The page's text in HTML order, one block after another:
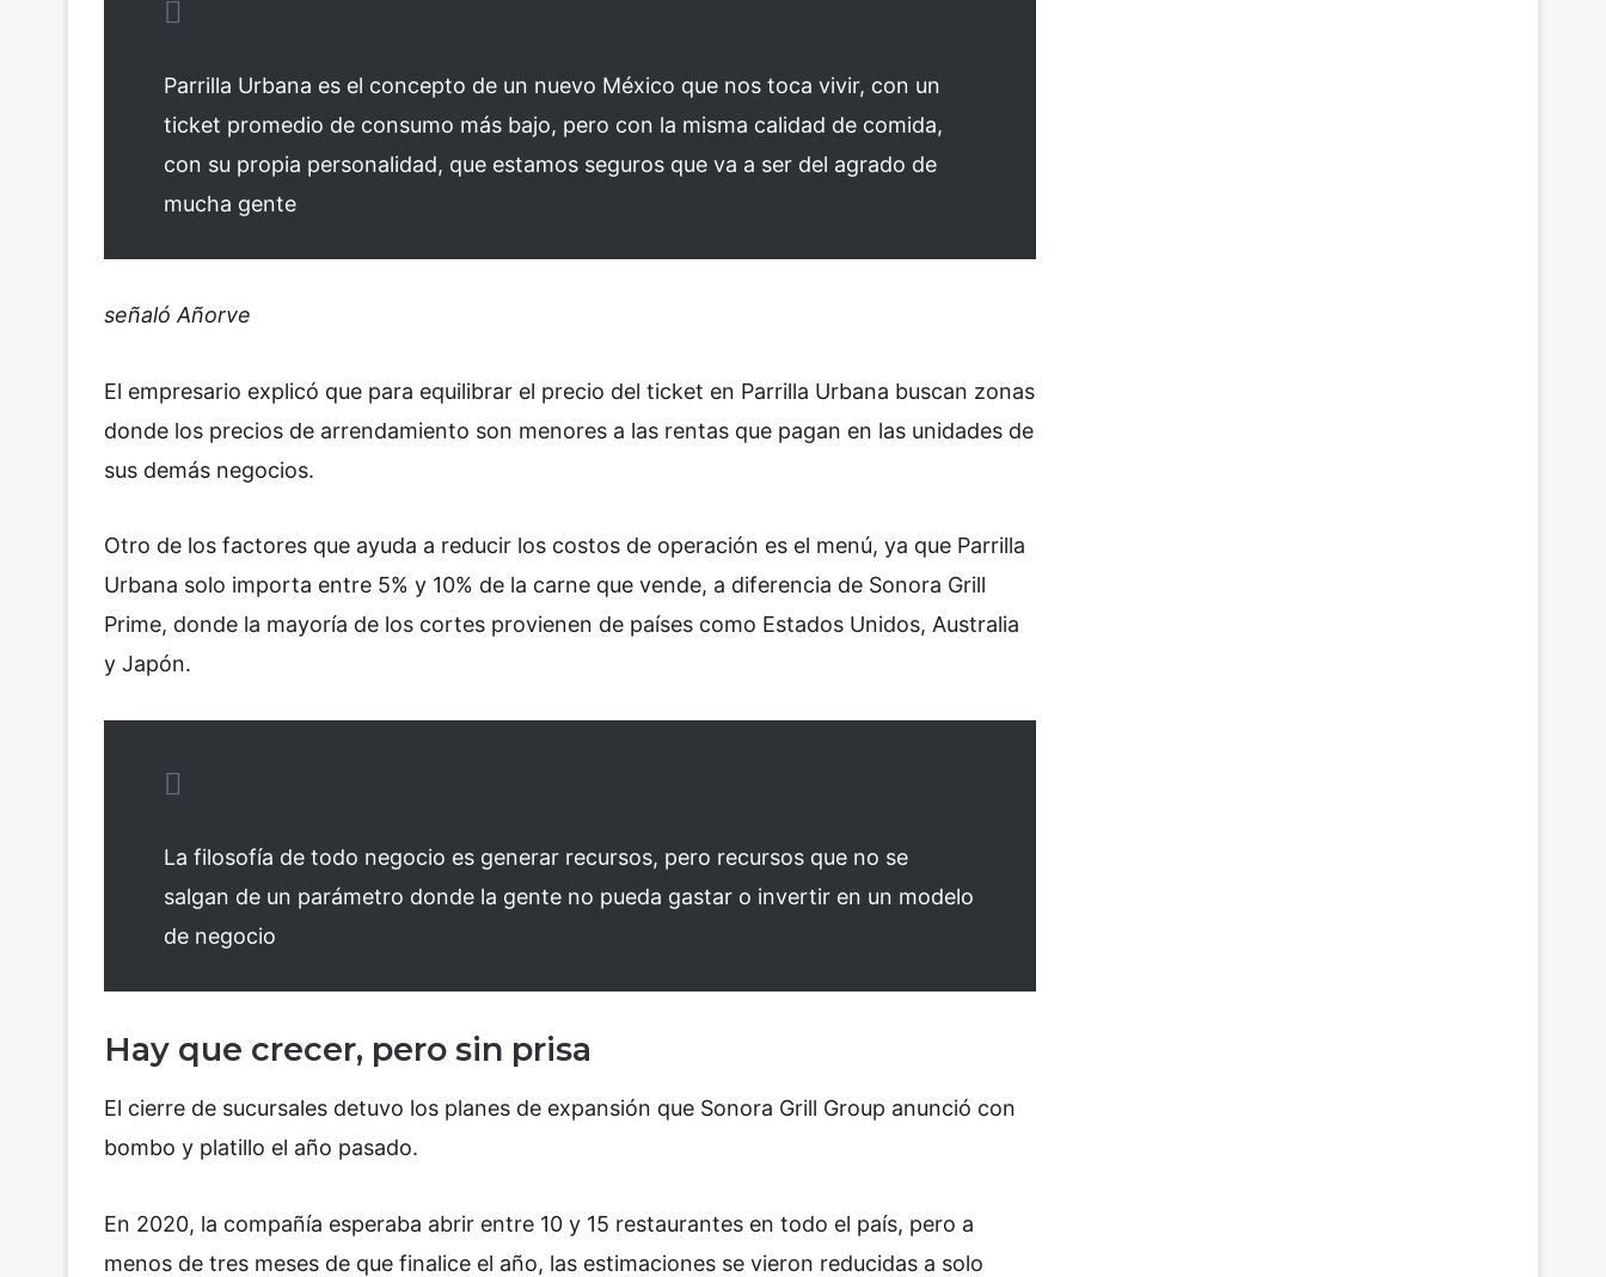
Parrilla Urbana es el concepto de un nuevo México que nos toca vivir, con un
ticket promedio de consumo más bajo, pero con la misma calidad de comida,
con su propia personalidad, que estamos seguros que va a ser del agrado de
mucha gente
señaló Añorve
El empresario explicó que para equilibrar el precio del ticket en Parrilla Urbana buscan zonas
donde los precios de arrendamiento son menores a las rentas que pagan en las unidades de
sus demás negocios.
Otro de los factores que ayuda a reducir los costos de operación es el menú, ya que Parrilla
Urbana solo importa entre 5% y 10% de la carne que vende, a diferencia de Sonora Grill
Prime, donde la mayoría de los cortes provienen de países como Estados Unidos, Australia
y Japón.
La filosofía de todo negocio es generar recursos, pero recursos que no se
salgan de un parámetro donde la gente no pueda gastar o invertir en un modelo
de negocio
Hay que crecer, pero sin prisa
El cierre de sucursales detuvo los planes de expansión que Sonora Grill Group anunció con
bombo y platillo el año pasado.
En 2020, la compañía esperaba abrir entre 10 y 15 restaurantes en todo el país, pero a
menos de tres meses de que finalice el año, las estimaciones se vieron reducidas a solo